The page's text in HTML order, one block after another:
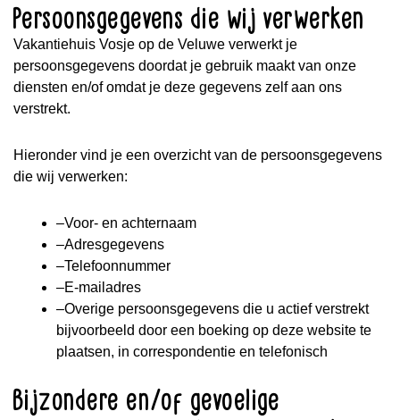
Persoonsgegevens die wij verwerken
Vakantiehuis Vosje op de Veluwe verwerkt je
persoonsgegevens doordat je gebruik maakt van onze
diensten en/of omdat je deze gegevens zelf aan ons
verstrekt.
Hieronder vind je een overzicht van de persoonsgegevens
die wij verwerken:
–Voor- en achternaam
–Adresgegevens
–Telefoonnummer
–E-mailadres
–Overige persoonsgegevens die u actief verstrekt
bijvoorbeeld door een boeking op deze website te
plaatsen, in correspondentie en telefonisch
Bijzondere en/of gevoelige